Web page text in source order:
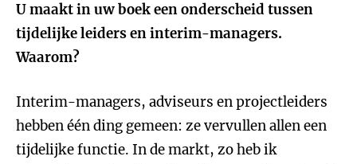
U maakt in uw boek een onderscheid tussen
tijdelijke leiders en interim-managers.
Waarom?
Interim-managers, adviseurs en projectleiders
hebben één ding gemeen: ze vervullen allen een
tijdelijke functie. In de markt, zo heb ik